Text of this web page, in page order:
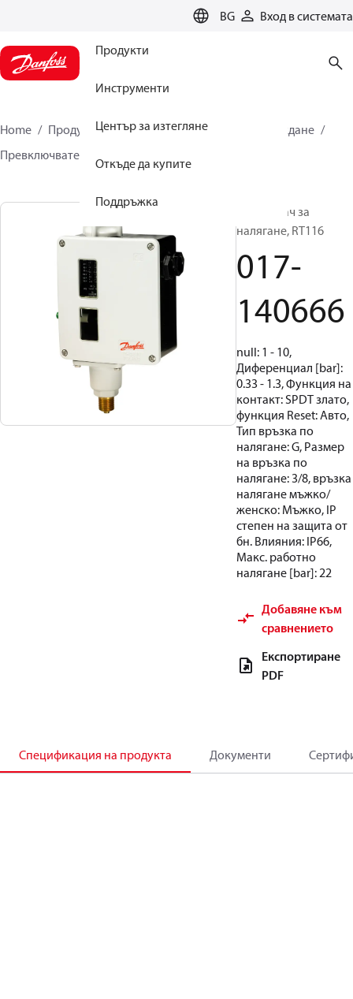
BG Вход в системата
Продукти
Инструменти
Център за изтегляне
Откъде да купите
Поддръжка
Home Продукти
Климатични решения за охлаждане
Превключватели
Прекъсвач за
налягане, RT116
017-
140666
null: 1 - 10,
Диференциал [bar]:
0.33 - 1.3, Функция на
контакт: SPDT злато,
функция Reset: Авто,
Тип връзка по
налягане: G, Размер
на връзка по
налягане: 3/8, връзка
налягане мъжко/
женско: Мъжко, IP
степен на защита от
бн. Влияния: IP66,
Макс. работно
налягане [bar]: 22
Добавяне към
сравнението
Експортиране
PDF
Спецификация на продукта Документи